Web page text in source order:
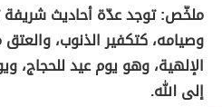
ملخّص: توجد عدّة أحاديث
وصيامه، كتكفير الذنوب، والعتق
الإلهية، وهو يوم عيد للحجاج،
إلى الله.